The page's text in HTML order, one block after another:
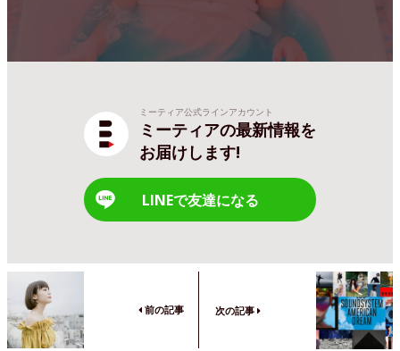
ミーティア公式ラインアカウント
ミーティアの最新情報を
お届けします!
LINEで友達になる
前の記事 次の記事